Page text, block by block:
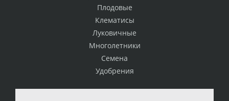
Плодовые
Клематисы
Луковичные
Многолетники
Семена
Удобрения